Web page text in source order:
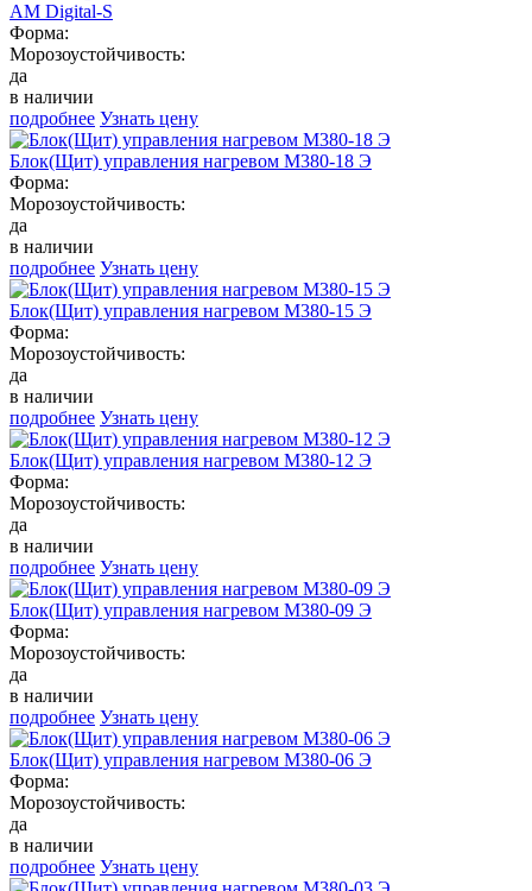
AM Digital-S
Форма:
Морозоустойчивость:
да
в наличии
подробнее Узнать цену
Блок(Щит) управления нагревом М380-18 Э
Форма:
Морозоустойчивость:
да
в наличии
подробнее Узнать цену
Блок(Щит) управления нагревом М380-15 Э
Форма:
Морозоустойчивость:
да
в наличии
подробнее Узнать цену
Блок(Щит) управления нагревом М380-12 Э
Форма:
Морозоустойчивость:
да
в наличии
подробнее Узнать цену
Блок(Щит) управления нагревом М380-09 Э
Форма:
Морозоустойчивость:
да
в наличии
подробнее Узнать цену
Блок(Щит) управления нагревом М380-06 Э
Форма:
Морозоустойчивость:
да
в наличии
подробнее Узнать цену